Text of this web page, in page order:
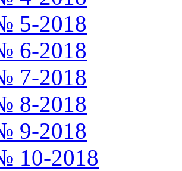
5-2018
6-2018
7-2018
8-2018
9-2018
10-2018